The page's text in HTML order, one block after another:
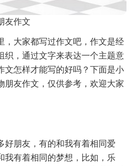
友作文
，大家都写过作文吧，作文是经
织，通过文字来表达一个主题意
文怎样才能写的好吗？下面是小
朋友作文，仅供参考，欢迎大家
好朋友，有的和我有着相同爱
我有着相同的梦想，比如，乐